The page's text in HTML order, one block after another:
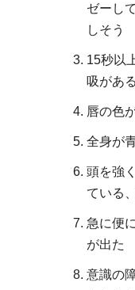
ゼーし
しそう
15秒以
吸がある
唇の色
全身が
頭を強
ている
急に便
が出た
意識の